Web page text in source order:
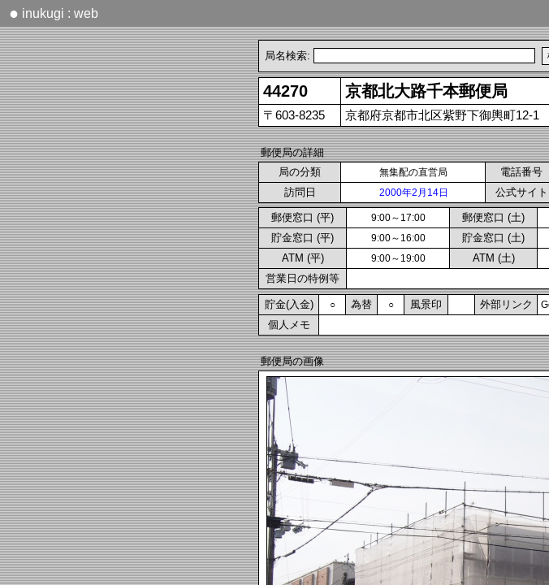
● inukugi : web
局名検索:
44270 京都北大路千本郵便局
〒603-8235 京都府京都市北区紫野下御輿町12-1
郵便局の詳細
局の分類
無集配の直営局 電話番号
訪問日 2000年2月14日 公式サイト
郵便窓口 (平) 9:00～17:00 郵便窓口 (土)
貯金窓口 (平) 9:00～16:00 貯金窓口 (土)
ATM (平) 9:00～19:00 ATM (土)
営業日の特例等
貯金(入金) ○ 為替 ○ 風景印 外部リンク
個人メモ
郵便局の画像